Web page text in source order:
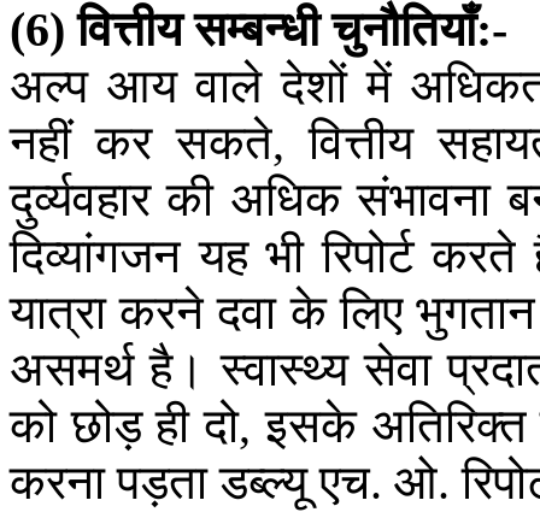
(6) वित्तीय सम्बन्धी चुनौतियाँ:-
अल्प आय वाले देशों में
नहीं कर सकते,वित्तीय
दुर्व्यवहार की अधिक संभावना
दिव्यांगजन यह भी रिपोर्ट करते
यात्रा करने दवा के लिए भुगतान
असमर्थ है। स्वास्थ्य सेवा
को छोड़ ही दो,इसके अतिरिक्त
करना पड़ता डब्ल्यू एच. ओ.